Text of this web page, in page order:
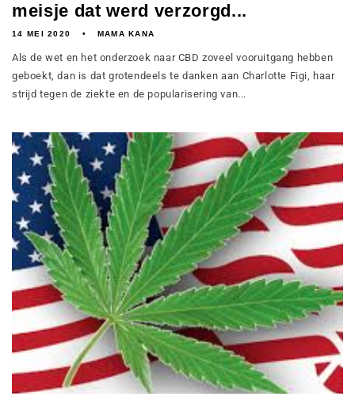
meisje dat werd verzorgd...
14 MEI 2020 MAMA KANA
Als de wet en het onderzoek naar CBD zoveel vooruitgang hebben
geboekt, dan is dat grotendeels te danken aan Charlotte Figi, haar
strijd tegen de ziekte en de popularisering van...